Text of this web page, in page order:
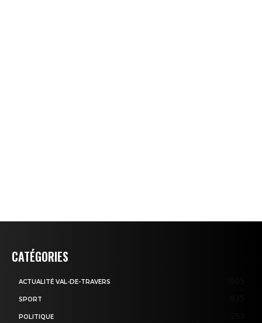
CATÉGORIES
ACTUALITÉ VAL-DE-TRAVERS
SPORT
POLITIQUE